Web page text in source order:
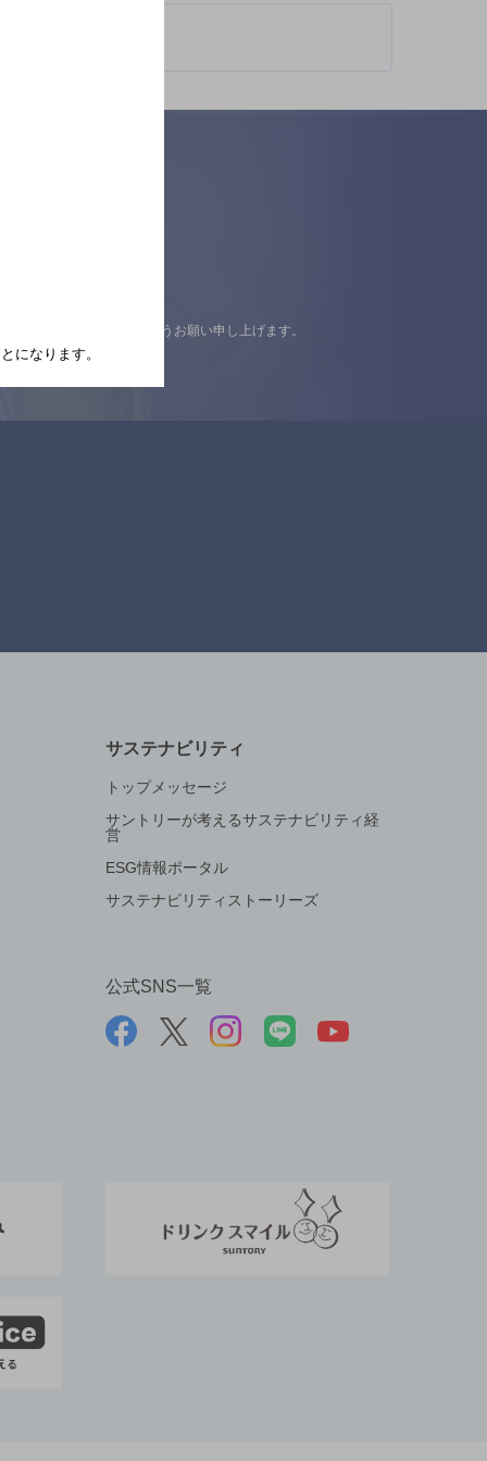
の上ご来店くださいますようお願い申し上げます。
サステナビリティ
トップメッセージ
サントリーが考えるサステナビリティ経
営
ESG情報ポータル
サステナビリティストーリーズ
公式SNS一覧
になります。